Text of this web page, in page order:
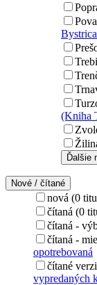
(Kniha
Ďalšie
Nové / čítané
nová (0
čítaná (0
čítaná -
čítaná -
opotrebovaná
čítané
vypredaných